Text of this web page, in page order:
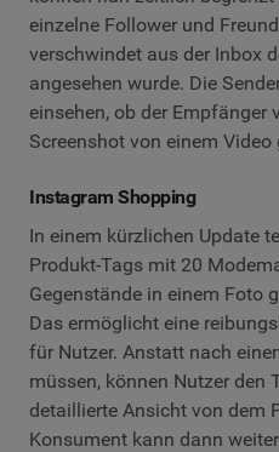
einzelne Follower und
verschwindet aus der Inbox
angesehen wurde. Die
einsehen, ob der Empfänger
Screenshot von einem
Instagram Shopping
In einem kürzlichen Update
Produkt-Tags mit 20
Gegenstände in einem Foto
Das ermöglicht eine
für Nutzer. Anstatt nach
müssen, können Nutzer den
detaillierte Ansicht von dem
Konsument kann dann